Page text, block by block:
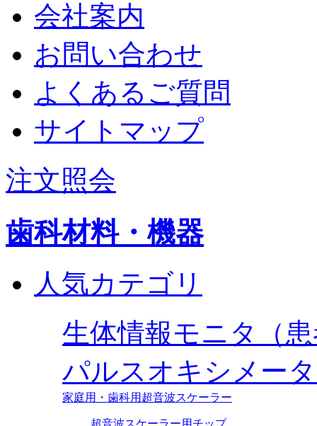
会社案内
お問い合わせ
よくあるご質問
サイトマップ
注文照会
歯科材料・機器
人気カテゴリ
生体情報モニタ（
パルスオキシメー
家庭用・歯科用超音波スケーラー